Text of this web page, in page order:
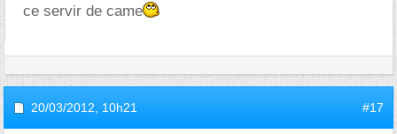
ce servir de came
20/03/2012, 10h21 #17